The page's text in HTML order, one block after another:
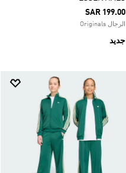
SAR 199.00
الرجال Originals
جديد